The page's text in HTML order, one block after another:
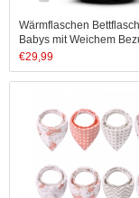
Wärmflaschen
Babys mit Weichem
€29,99